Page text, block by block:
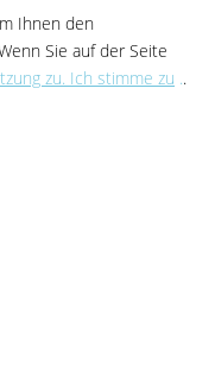
Ihnen den
Sie auf der Seite
zu. Ich stimme zu ..